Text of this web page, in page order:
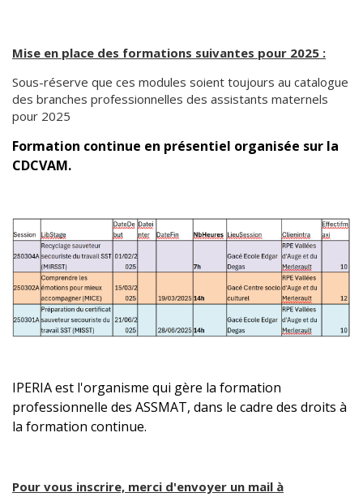
Mise en place des formations suivantes pour 2025 :
Sous-réserve que ces modules soient toujours au catalogue
des branches professionnelles des assistants maternels
pour 2025
Formation continue en présentiel organisée sur la
CDCVAM.
IPERIA est l'organisme qui gère la formation
professionnelle des ASSMAT, dans le cadre des droits à
la formation continue.
Pour vous inscrire, merci d'envoyer un mail à